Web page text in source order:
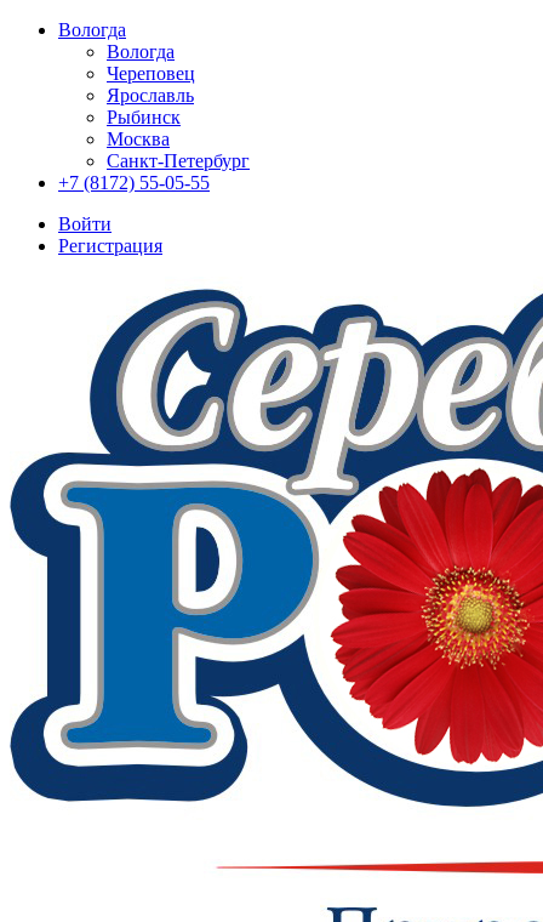
Вологда
Вологда
Череповец
Ярославль
Рыбинск
Москва
Санкт-Петербург
+7 (8172) 55-05-55
Войти
Регистрация